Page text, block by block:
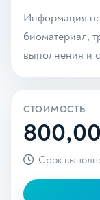
Информация по
биоматериал,
выполнения и
СТОИМОСТЬ
800,00
Срок